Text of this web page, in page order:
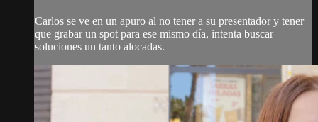
Carlos se ve en un apuro al no tener a su presentador y tener
que grabar un spot para ese mismo día, intenta buscar
soluciones un tanto alocadas.